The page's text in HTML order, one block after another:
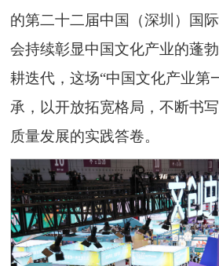
的第二十二届中国（深圳）国
会持续彰显中国文化产业的蓬
耕迭代，这场“中国文化产业第
承，以开放拓宽格局，不断书
质量发展的实践答卷。